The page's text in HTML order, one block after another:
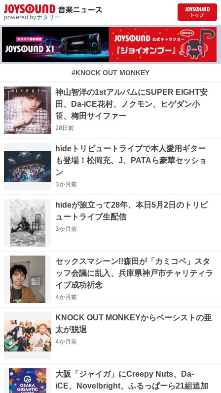
powered byナタリー
#KNOCK OUT MONKEY
神山智洋の1stアルバムにSUPER EIGHT安
田、Da-iCE花村、ノクモン、ヒゲダン小
笹、梅田サイファー
28日前
hideトリビュートライブで本人愛用ギター
も登場！松岡充、J、PATAら豪華セッショ
ン
3か月前
hideが旅立って28年、本日5月2日のトリビ
ュートライブ生配信
3か月前
セックスマシーン!!森田が「カミコベ」スタ
ッフ会議に乱入、兵庫県神戸市チャリティラ
イブ成功祈念
4か月前
KNOCK OUT MONKEYからベーシストの亜
太が脱退
4か月前
大阪「ジャイガ」にCreepy Nuts、Da-
iCE、Novelbright、ふるっぱーら21組追加